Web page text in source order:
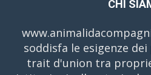
CHI
soddisfa le esigenze
trait d'union tra